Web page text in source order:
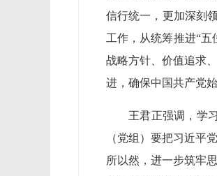
信行统一，更加深刻
工作，从统筹推进“五
战略方针、价值追求
进，确保中国共产党
王君正强调，学
（党组）要把习近平
所以然，进一步筑牢